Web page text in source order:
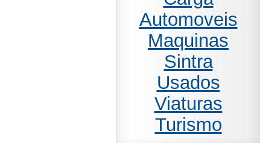
Automoveis
Maquinas
Sintra
Usados
Viaturas
Turismo